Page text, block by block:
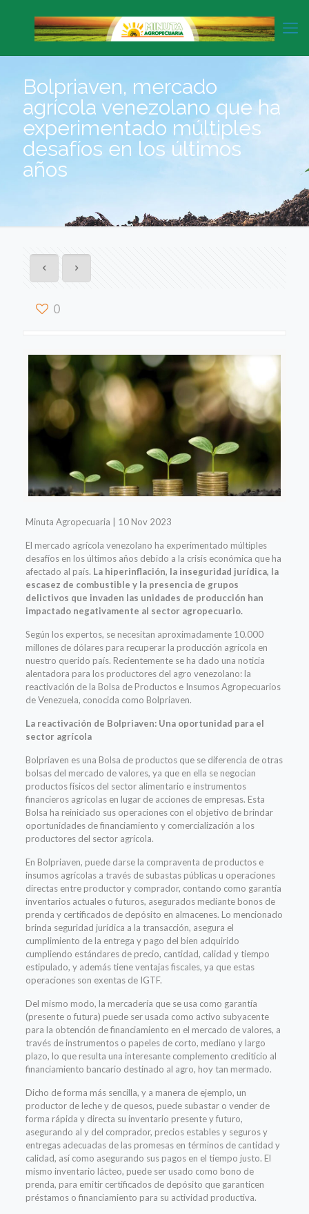
Bolpriaven, mercado
agrícola venezolano que ha
experimentado múltiples
desafíos en los últimos
años
0
Minuta Agropecuaria | 10 Nov 2023
El mercado agrícola venezolano ha experimentado múltiples
desafíos en los últimos años debido a la crisis económica que ha
afectado al país. La hiperinflación, la inseguridad jurídica, la
escasez de combustible y la presencia de grupos
delictivos que invaden las unidades de producción han
impactado negativamente al sector agropecuario.
Según los expertos, se necesitan aproximadamente 10.000
millones de dólares para recuperar la producción agrícola en
nuestro querido país. Recientemente se ha dado una noticia
alentadora para los productores del agro venezolano: la
reactivación de la Bolsa de Productos e Insumos Agropecuarios
de Venezuela, conocida como Bolpriaven.
La reactivación de Bolpriaven: Una oportunidad para el
sector agrícola
Bolpriaven es una Bolsa de productos que se diferencia de otras
bolsas del mercado de valores, ya que en ella se negocian
productos físicos del sector alimentario e instrumentos
financieros agrícolas en lugar de acciones de empresas. Esta
Bolsa ha reiniciado sus operaciones con el objetivo de brindar
oportunidades de financiamiento y comercialización a los
productores del sector agrícola.
En Bolpriaven, puede darse la compraventa de productos e
insumos agrícolas a través de subastas públicas u operaciones
directas entre productor y comprador, contando como garantía
inventarios actuales o futuros, asegurados mediante bonos de
prenda y certificados de depósito en almacenes. Lo mencionado
brinda seguridad jurídica a la transacción, asegura el
cumplimiento de la entrega y pago del bien adquirido
cumpliendo estándares de precio, cantidad, calidad y tiempo
estipulado, y además tiene ventajas fiscales, ya que estas
operaciones son exentas de IGTF.
Del mismo modo, la mercadería que se usa como garantía
(presente o futura) puede ser usada como activo subyacente
para la obtención de financiamiento en el mercado de valores, a
través de instrumentos o papeles de corto, mediano y largo
plazo, lo que resulta una interesante complemento crediticio al
financiamiento bancario destinado al agro, hoy tan mermado.
Dicho de forma más sencilla, y a manera de ejemplo, un
productor de leche y de quesos, puede subastar o vender de
forma rápida y directa su inventario presente y futuro,
asegurando al y del comprador, precios estables y seguros y
entregas adecuadas de las promesas en términos de cantidad y
calidad, así como asegurando sus pagos en el tiempo justo. El
mismo inventario lácteo, puede ser usado como bono de
prenda, para emitir certificados de depósito que garanticen
préstamos o financiamiento para su actividad productiva.